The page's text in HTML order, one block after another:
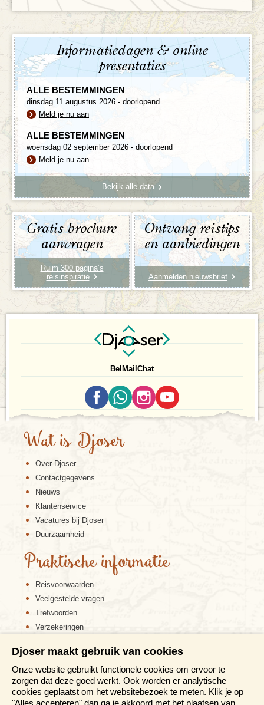
Informatiedagen & online
presentaties
ALLE BESTEMMINGEN
dinsdag 11 augustus 2026 - doorlopend
Meld je nu aan
ALLE BESTEMMINGEN
woensdag 02 september 2026 - doorlopend
Meld je nu aan
Bekijk alle data
Gratis brochure
aanvragen
Ruim 300 pagina’s
reisinspiratie
Ontvang reistips
en aanbiedingen
Aanmelden nieuwsbrief
Bel Mail Chat
Wat is Djoser
Over Djoser
Contactgegevens
Nieuws
Klantenservice
Vacatures bij Djoser
Duurzaamheid
Praktische informatie
Reisvoorwaarden
Veelgestelde vragen
Trefwoorden
Verzekeringen
Disclaimer
Cookiebeleid
Privacy verklaring
Reis en boek met Djoser zekerheid
Djoser maakt gebruik van cookies
Onze website gebruikt functionele cookies om ervoor te
zorgen dat deze goed werkt. Ook worden er analytische
cookies geplaatst om het websitebezoek te meten. Klik je op
"Alles accepteren" dan ga je akkoord met het plaatsen van